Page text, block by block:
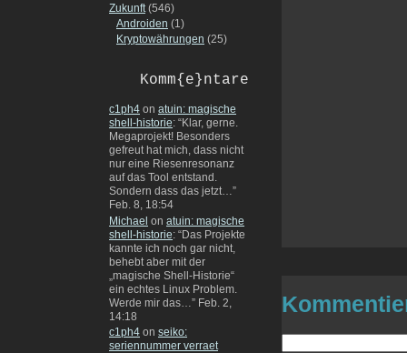
Zukunft (546)
Androiden (1)
Kryptowährungen (25)
Komm{e}ntare
c1ph4 on atuin: magische
shell-historie: “Klar, gerne.
Megaprojekt! Besonders
gefreut hat mich, dass nicht
nur eine Riesenresonanz
auf das Tool entstand.
Sondern dass das jetzt…”
Feb. 8, 18:54
Michael on atuin: magische
shell-historie: “Das Projekte
kannte ich noch gar nicht,
behebt aber mit der
„magische Shell-Historie“
ein echtes Linux Problem.
Werde mir das… ” Feb. 2,
14:18
c1ph4 on seiko:
seriennummer verraet